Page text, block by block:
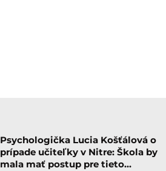
Psychologička Lucia Košťálová o
prípade učiteľky v Nitre: Škola by
mala mať postup pre tieto…